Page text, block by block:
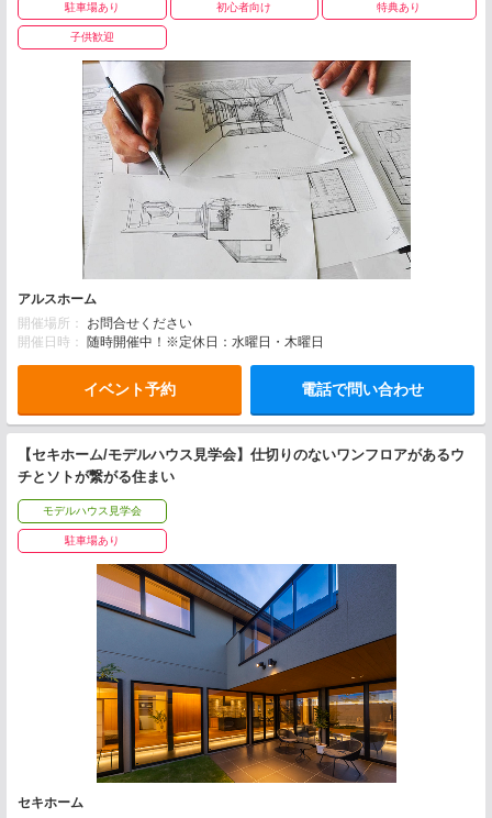
駐車場あり 初心者向け 特典あり
子供歓迎
アルスホーム
開催場所：
お問合せください
開催日時：
随時開催中！※定休日：水曜日・木曜日
イベント予約 電話で問い合わせ
【セキホーム/モデルハウス見学会】仕切りのないワンフロアがあるウ
チとソトが繋がる住まい
モデルハウス見学会
駐車場あり
セキホーム